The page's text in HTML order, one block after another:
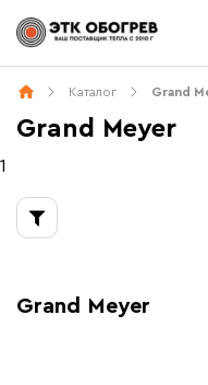
Каталог Grand
Grand Meyer
1
Тип товара
Все товары бренда
Тёплые полы
Grand Meyer